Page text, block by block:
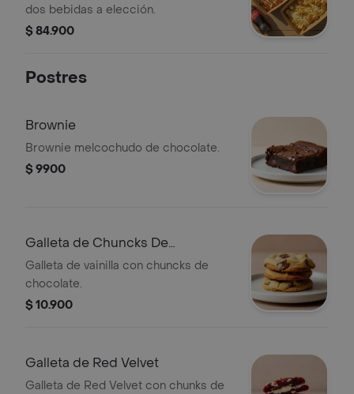
dos bebidas a elección.
$ 84.900
Postres
Brownie
Brownie melcochudo de chocolate.
$ 9900
Galleta de Chuncks De
Chocolate
Galleta de vainilla con chuncks de
chocolate.
$ 10.900
Galleta de Red Velvet
Galleta de Red Velvet con chunks de